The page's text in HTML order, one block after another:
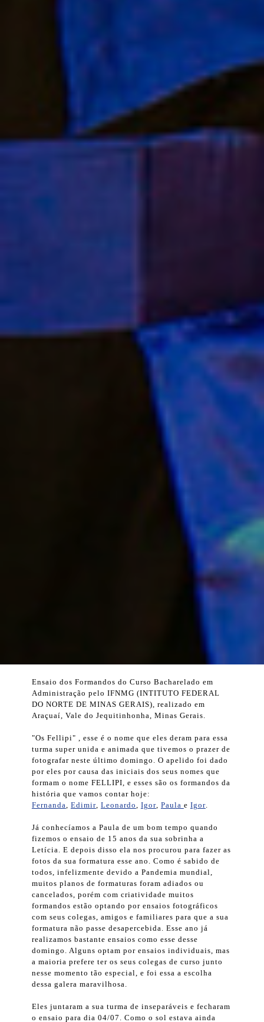
Ensaio dos Formandos do Curso Bacharelado em
Administração pelo IFNMG (INTITUTO FEDERAL
DO NORTE DE MINAS GERAIS), realizado em
Araçuaí, Vale do Jequitinhonha, Minas Gerais.
"Os Fellipi" , esse é o nome que eles deram para essa
turma super unida e animada que tivemos o prazer de
fotografar neste último domingo. O apelido foi dado
por eles por causa das iniciais dos seus nomes que
formam o nome FELLIPI, e esses são os formandos da
história que vamos contar hoje:
Fernanda, Edimir, Leonardo, Igor, Paula e Igor.
Já conhecíamos a Paula de um bom tempo quando
fizemos o ensaio de 15 anos da sua sobrinha a
Letícia. E depois disso ela nos procurou para fazer as
fotos da sua formatura esse ano. Como é sabido de
todos, infelizmente devido a Pandemia mundial,
muitos planos de formaturas foram adiados ou
cancelados, porém com criatividade muitos
formandos estão optando por ensaios fotográficos
com seus colegas, amigos e familiares para que a sua
formatura não passe desapercebida. Esse ano já
realizamos bastante ensaios como esse desse
domingo. Alguns optam por ensaios individuais, mas
a maioria prefere ter os seus colegas de curso junto
nesse momento tão especial, e foi essa a escolha
dessa galera maravilhosa.
Eles juntaram a sua turma de inseparáveis e fecharam
o ensaio para dia 04/07. Como o sol estava ainda